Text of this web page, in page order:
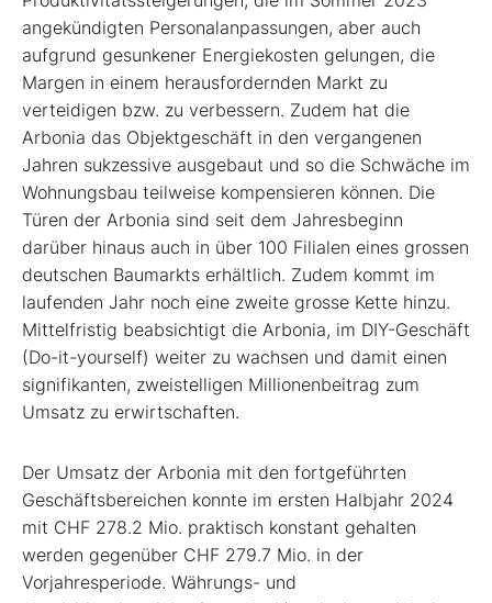
angekündigten Personalanpassungen, aber auch
aufgrund gesunkener Energiekosten gelungen, die
Margen in einem herausfordernden Markt zu
verteidigen bzw. zu verbessern. Zudem hat die
Arbonia das Objektgeschäft in den vergangenen
Jahren sukzessive ausgebaut und so die Schwäche im
Wohnungsbau teilweise kompensieren können. Die
Türen der Arbonia sind seit dem Jahresbeginn
darüber hinaus auch in über 100 Filialen eines grossen
deutschen Baumarkts erhältlich. Zudem kommt im
laufenden Jahr noch eine zweite grosse Kette hinzu.
Mittelfristig beabsichtigt die Arbonia, im DIY-Geschäft
(Do-it-yourself) weiter zu wachsen und damit einen
signifikanten, zweistelligen Millionenbeitrag zum
Umsatz zu erwirtschaften.
Der Umsatz der Arbonia mit den fortgeführten
Geschäftsbereichen konnte im ersten Halbjahr 2024
mit CHF 278.2 Mio. praktisch konstant gehalten
werden gegenüber CHF 279.7 Mio. in der
Vorjahresperiode. Währungs- und